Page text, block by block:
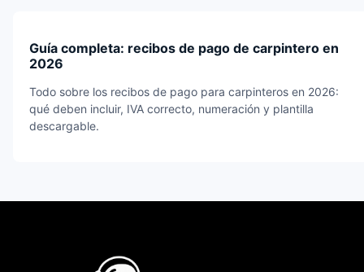
Guía completa: recibos de pago de carpintero en
2026
Todo sobre los recibos de pago para carpinteros en 2026:
qué deben incluir, IVA correcto, numeración y plantilla
descargable.